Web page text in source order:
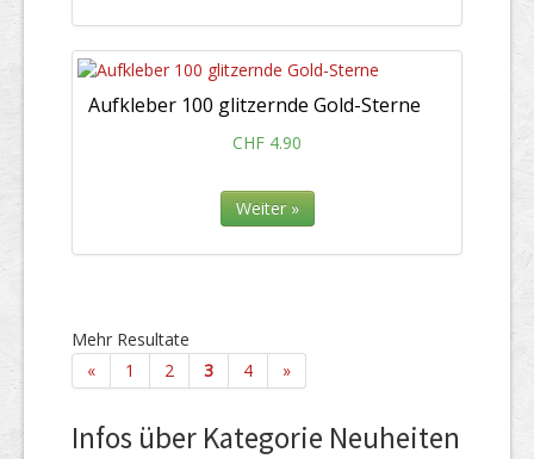
Aufkleber 100 glitzernde Gold-Sterne
CHF 4.90
Weiter »
Mehr Resultate
«
1 2 3 4 »
Infos über Kategorie Neuheiten